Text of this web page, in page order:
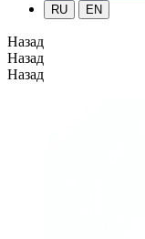
RU EN
Назад
Назад
Назад